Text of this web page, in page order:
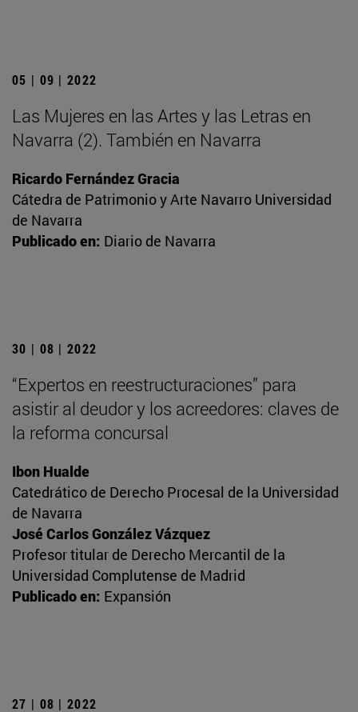
05 | 09 | 2022
Las Mujeres en las Artes y las Letras en
Navarra (2). También en Navarra
Ricardo Fernández Gracia
Cátedra de Patrimonio y Arte Navarro Universidad
de Navarra
Publicado en: Diario de Navarra
30 | 08 | 2022
“Expertos en reestructuraciones” para
asistir al deudor y los acreedores: claves de
la reforma concursal
Ibon Hualde
Catedrático de Derecho Procesal de la Universidad
de Navarra
José Carlos González Vázquez
Profesor titular de Derecho Mercantil de la
Universidad Complutense de Madrid
Publicado en: Expansión
27 | 08 | 2022